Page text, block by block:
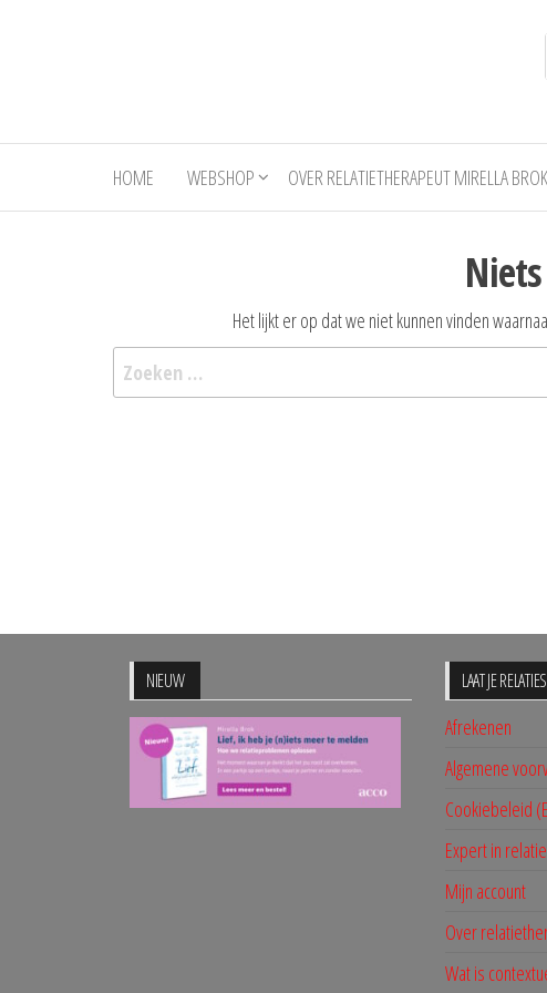
HOME WEBSHOP OVER RELATIETHERAPEUT MIRELLA BROK
Het lijkt er op dat we niet kunnen vinden
NIEUW LAAT JE
Afrekenen
Algemene
Cookiebeleid
Expert in
Mijn account
Over
Wat is